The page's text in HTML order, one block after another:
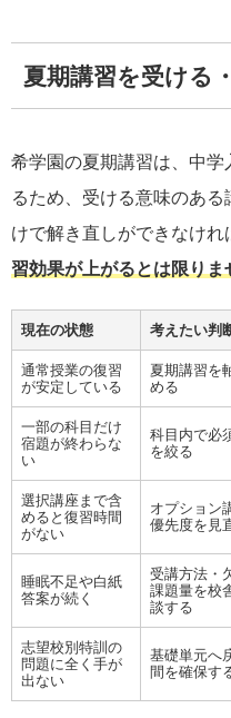
夏期講習を受ける
希学園の夏期講習は、中学
るため、受ける意味のあ
けで解き直しができなけれ
習効果が上がるとは限りま
現在の状態 考えたい判
通常授業の復習
が安定している
夏期講習を
める
一部の科目だけ
宿題が終わらな
い
科目内で必
を絞る
選択講座まで含
めると復習時間
がない
オプション
優先度を見
睡眠不足や白紙
答案が続く
受講方法・
課題量を校
談する
志望校別特訓の
問題に全く手が
出ない
基礎単元へ
間を確保す